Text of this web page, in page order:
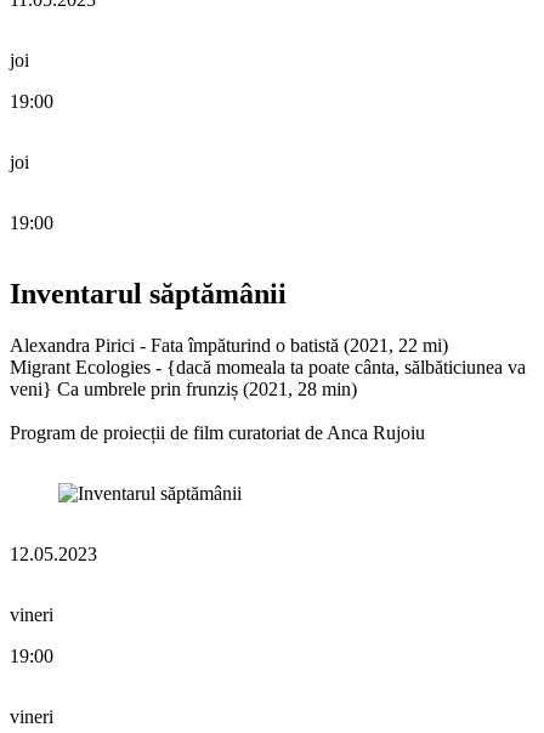
joi
19:00
joi
19:00
Inventarul săptămânii
Alexandra Pirici - Fata împăturind o batistă (2021, 22 mi)
Migrant Ecologies - {dacă momeala ta poate cânta, sălbăticiunea va
veni} Ca umbrele prin frunziș (2021, 28 min)
Program de proiecții de film curatoriat de Anca Rujoiu
12.05.2023
vineri
19:00
vineri